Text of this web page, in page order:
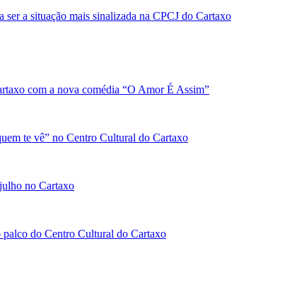
a situação mais sinalizada na CPCJ do Cartaxo
com a nova comédia “O Amor É Assim”
te vê” no Centro Cultural do Cartaxo
no Cartaxo
do Centro Cultural do Cartaxo